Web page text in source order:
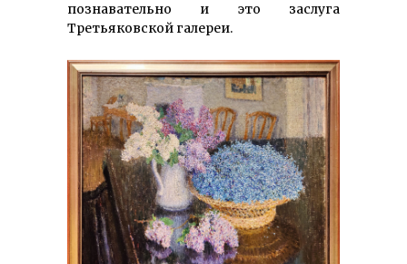
познавательно и это заслуга
Третьяковской галереи.